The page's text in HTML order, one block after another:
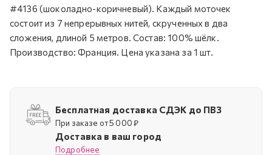
#4136 (шоколадно-коричневый). Каждый моточек
состоит из 7 непрерывных нитей, скрученных в два
сложения, длиной 5 метров. Состав: 100% шёлк.
Производство: Франция. Цена указана за 1 шт.
Бесплатная доставка СДЭК до ПВЗ
При заказе от 5 000 ₽
Доставка в ваш город
Подробнее